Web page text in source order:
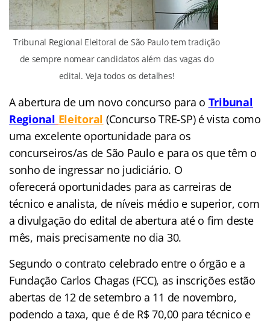
Tribunal Regional Eleitoral de São Paulo tem tradição
de sempre nomear candidatos além das vagas do
edital. Veja todos os detalhes!
A abertura de um novo concurso para o Tribunal
Regional Eleitoral (Concurso TRE-SP) é vista como
uma excelente oportunidade para os
concurseiros/as de São Paulo e para os que têm o
sonho de ingressar no judiciário. O
oferecerá oportunidades para as carreiras de
técnico e analista, de níveis médio e superior, com
a divulgação do edital de abertura até o fim deste
mês, mais precisamente no dia 30.
Segundo o contrato celebrado entre o órgão e a
Fundação Carlos Chagas (FCC), as inscrições estão
abertas de 12 de setembro a 11 de novembro,
podendo a taxa, que é de R$ 70,00 para técnico e